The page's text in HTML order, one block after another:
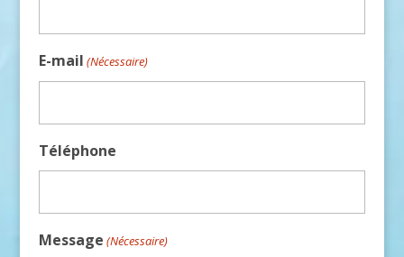
E-mail (Nécessaire)
Téléphone
Message (Nécessaire)